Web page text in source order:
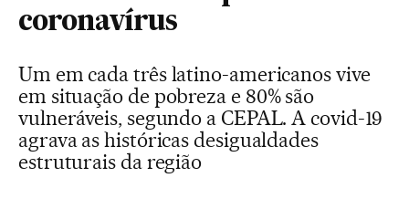
coronavírus
Um em cada três latino-americanos vive
em situação de pobreza e 80% são
vulneráveis, segundo a CEPAL. A covid-19
agrava as históricas desigualdades
estruturais da região